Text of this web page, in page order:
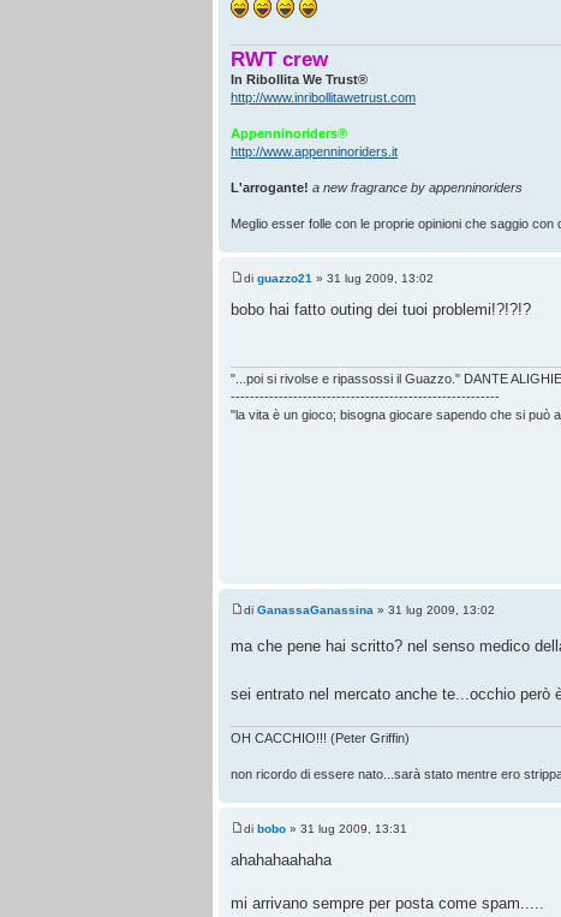
RWT crew
In Ribollita We Trust®
http://www.inribollitawetrust.com
Appenninoriders®
http://www.appenninoriders.it
L'arrogante! a new fragrance by appenninoriders
Meglio esser folle con le proprie opinioni che saggio con
di guazzo21 » 31 lug 2009, 13:02
bobo hai fatto outing dei tuoi problemi!?!?!?
"...poi si rivolse e ripassossi il Guazzo." DANTE
--------------------------------------------------------
"la vita è un gioco; bisogna giocare sapendo che si può
di GanassaGanassina » 31 lug 2009, 13:02
ma che pene hai scritto? nel senso medico
sei entrato nel mercato anche te...occhio però
OH CACCHIO!!! (Peter Griffin)
non ricordo di essere nato...sarà stato mentre ero
di bobo » 31 lug 2009, 13:31
ahahahaahaha
mi arrivano sempre per posta come spam.....